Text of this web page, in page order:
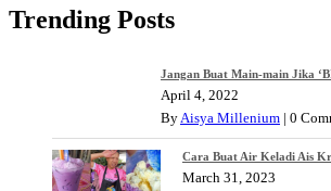
Trending Posts
Jangan Buat Main-main Jika
April 4, 2022
ByAisya Millenium | 0
Cara Buat Air Keladi Ais
March 31, 2023